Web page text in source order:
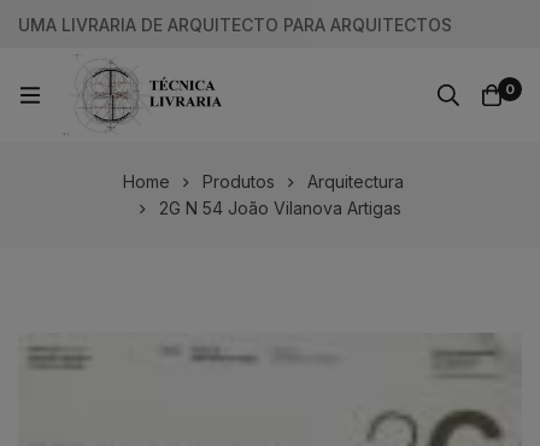
UMA LIVRARIA DE ARQUITECTO PARA ARQUITECTOS
0
Home Produtos
Arquitectura
2G N 54 João Vilanova Artigas